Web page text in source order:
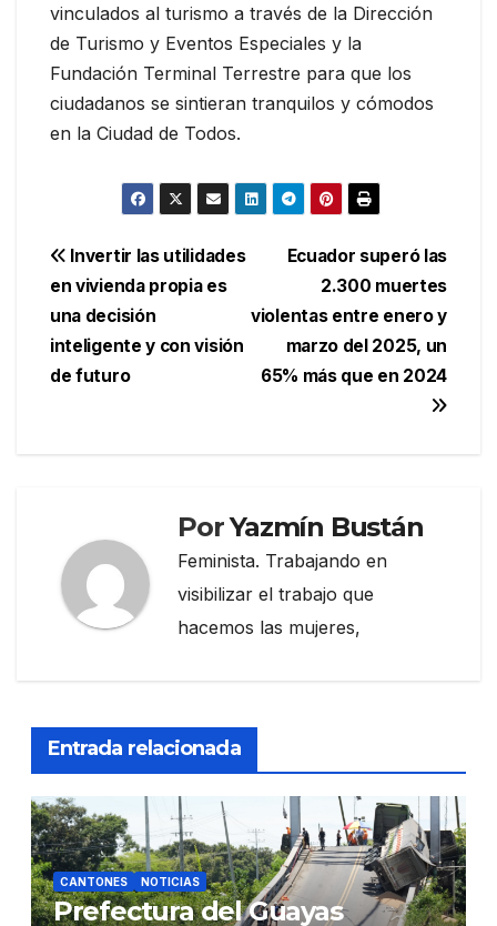
vinculados al turismo a través de la Dirección
de Turismo y Eventos Especiales y la
Fundación Terminal Terrestre para que los
ciudadanos se sintieran tranquilos y cómodos
en la Ciudad de Todos.
Navegación
de
entradas
Ecuador superó las
2.300 muertes
violentas entre enero y
marzo del 2025, un
65% más que en 2024
Invertir las utilidades
en vivienda propia es
una decisión
inteligente y con visión
de futuro
PorYazmín Bustán
Feminista. Trabajando en
visibilizar el trabajo que
hacemos las mujeres,
Entrada relacionada
CANTONES NOTICIAS
Prefectura del Guayas